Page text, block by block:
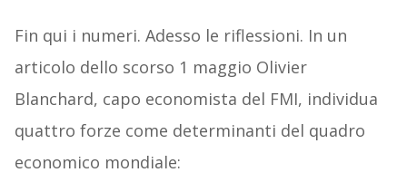
Fin qui i numeri. Adesso le riflessioni. In un
articolo dello scorso 1 maggio Olivier
Blanchard, capo economista del FMI, individua
quattro forze come determinanti del quadro
economico mondiale: